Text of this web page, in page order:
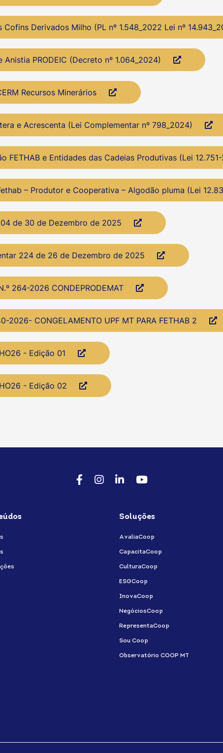
Cofins Derivados Milho (PL nº 1.548_2022 Lei nº
Anistia PRODEIC (Decreto nº 1.064_2024)
Recursos Minerários
e Acrescenta (Lei Complementar nº 798_2024)
FETHAB e Entidades das Cadeias Produtivas (Lei
– Produtor e Cooperativa – Algodão pluma (Lei
de 30 de Dezembro de 2025
224 de 26 de Dezembro de 2025
264-2026 CONDEPRODEMAT
2026- CONGELAMENTO UPF MT PARA FETHAB 2
- Edição 01
- Edição 02
FacebookInstagram
LinkedInYoutube
Soluções
AvaliaCoop
CapacitaCoop
CulturaCoop
ESGCoop
InovaCoop
NegóciosCoop
RepresentaCoop
Sou Coop
Observatório COOP MT